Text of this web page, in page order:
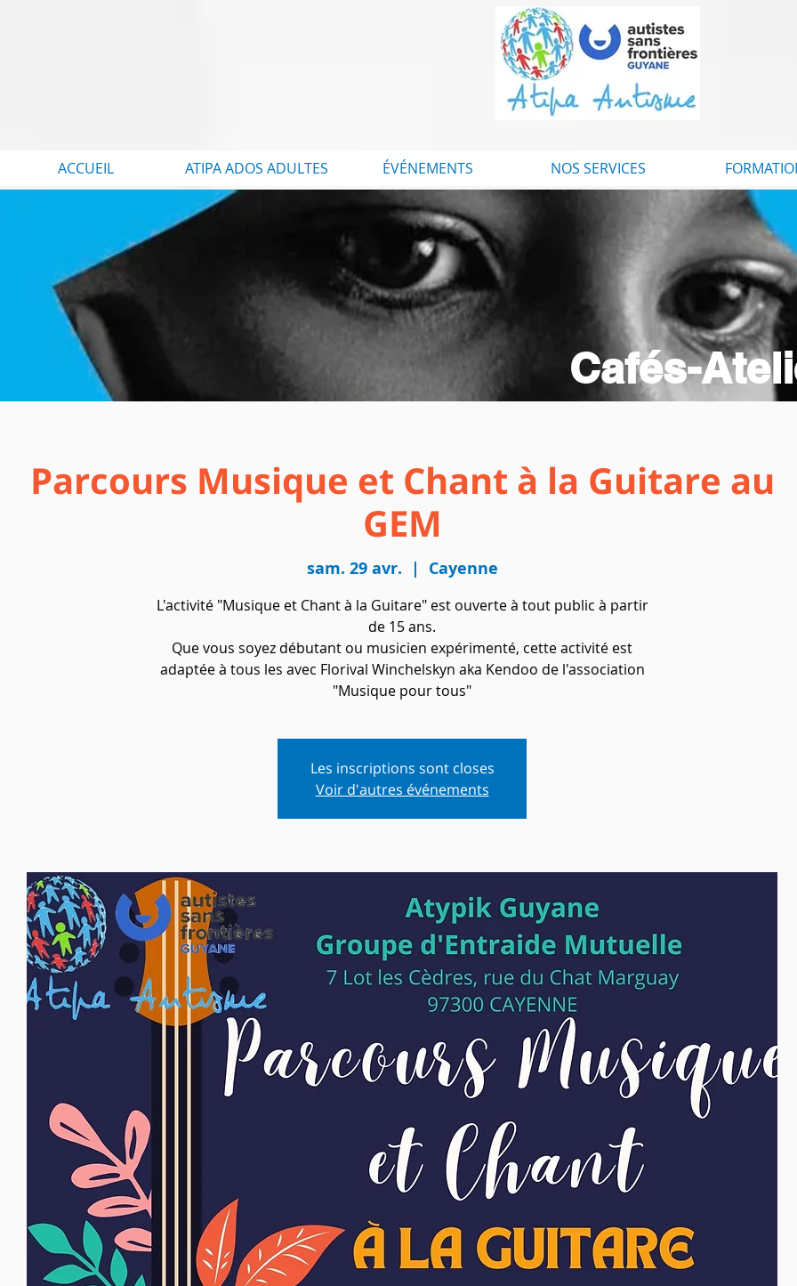
ACCUEIL ATIPA ADOS ADULTES ÉVÉNEMENTS NOS SERVICES
Cafés-
Parcours Musique et Chant à la Guitare au
GEM
sam. 29 avr.
  |
Cayenne
L'activité "Musique et Chant à la Guitare" est ouverte à tout public à partir
de 15 ans.
Que vous soyez débutant ou musicien expérimenté, cette activité est
adaptée à tous les avec Florival Winchelskyn aka Kendoo de l'association
"Musique pour tous"
Les inscriptions sont closes
Voir d'autres événements